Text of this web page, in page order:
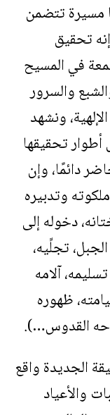
مسيرة تتضمن
تحقيق
في المسيح
والسرور
ونشهد
أطوار تحقيقها
دائمًا، وإن
وتدبيره
دخوله إلى
تجلِّيه،
آلامه
ظهوره
القدوس…).
الجديدة واقع
والأعياد